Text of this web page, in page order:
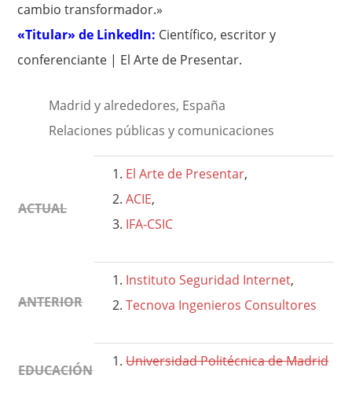
cambio transformador.»
«Titular» de LinkedIn: Científico, escritor y
conferenciante | El Arte de Presentar.
Madrid y alrededores, España
Relaciones públicas y comunicaciones
ACTUAL
El Arte de Presentar,
ACIE,
IFA-CSIC
ANTERIOR
Instituto Seguridad Internet,
Tecnova Ingenieros Consultores
EDUCACIÓN
Universidad Politécnica de Madrid